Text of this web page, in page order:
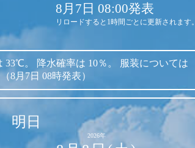
8月7日 08:00発表
リロードすると1時間ごとに更新されます。
33℃。 降水確率は 10％。
服装については
（8月7日 08時発表）
明日
2026年